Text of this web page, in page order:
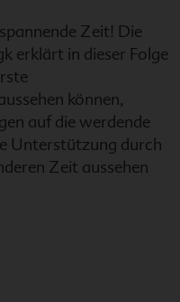
Zeit! Die
erklärt in dieser Folge
können,
auf die werdende
Unterstützung durch
Zeit aussehen